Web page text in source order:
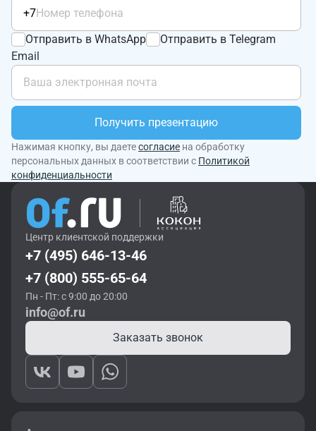
+7
Отправить в WhatsApp
Отправить в Telegram
Email
Получить презентацию
Нажимая кнопку, вы даетесогласие на обработку
персональных данных в соответствии с Политикой
конфиденциальности
Центр клиентской поддержки
+7 (495) 646-13-46
+7 (800) 555-65-64
Пн - Пт: с 9:00 до 20:00
info@of.ru
Заказать звонок